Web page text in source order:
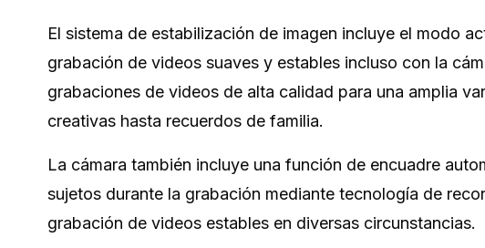
El sistema de estabilización de imagen incluye el modo
grabación de videos suaves y estables incluso con la
grabaciones de videos de alta calidad para una amplia
creativas hasta recuerdos de familia.
La cámara también incluye una función de encuadre
sujetos durante la grabación mediante tecnología de
grabación de videos estables en diversas circunstancias.